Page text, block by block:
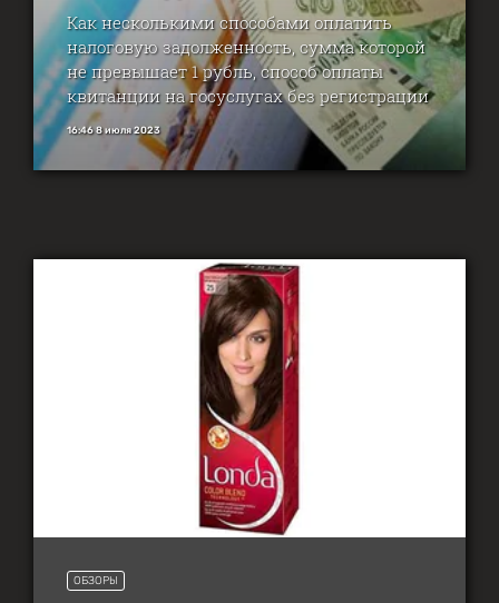
Как несколькими способами оплатить
налоговую задолженность, сумма которой
не превышает 1 рубль, способ оплаты
квитанции на госуслугах без регистрации
16:46 8 июля 2023
ОБЗОРЫ